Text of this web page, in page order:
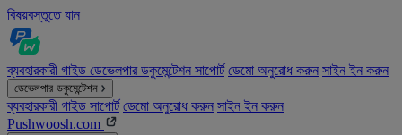
বিষয়বস্তুতে যান
ব্যবহারকারী গাইড ডেভেলপার ডকুমেন্টেশন সাপোর্ট ডেমো অনুরোধ করুন সাইন ইন করুন
ডেভেলপার ডকুমেন্টেশন
ব্যবহারকারী গাইড সাপোর্ট ডেমো অনুরোধ করুন সাইন ইন করুন
Pushwoosh.com